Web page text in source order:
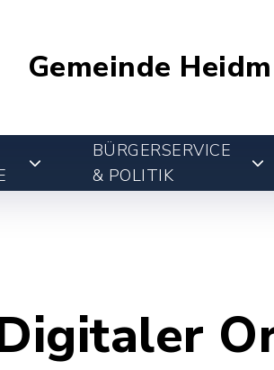
Gemeinde
BÜRGERSERVICE
& POLITIK